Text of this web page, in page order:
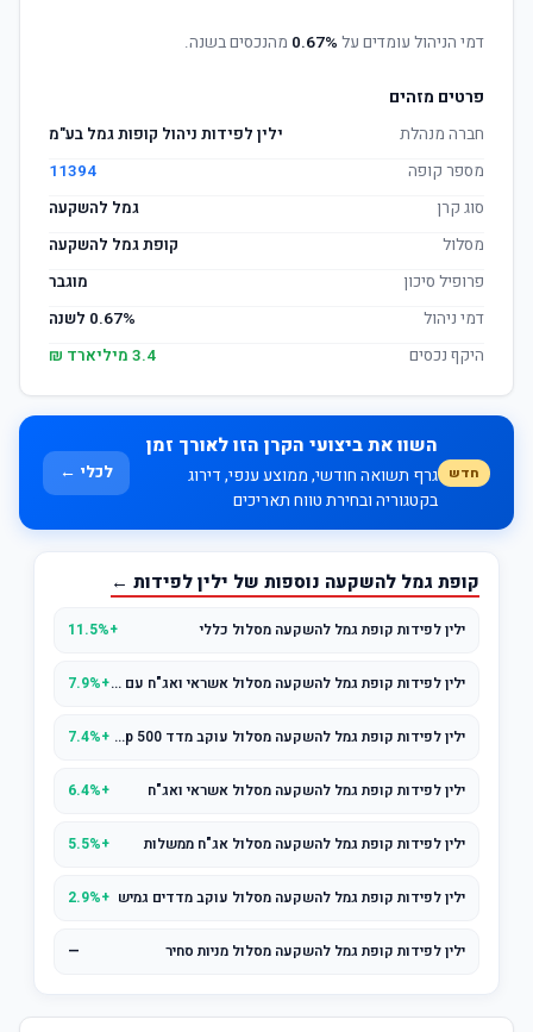
דמי הניהול עומדים על 0.67% מהנכסים בשנה.
פרטים מזהים
חברה מנהלת
ילין לפידות ניהול קופות גמל בע"מ
מספר קופה
11394
סוג קרן
גמל להשקעה
מסלול
קופת גמל להשקעה
פרופיל סיכון
מוגבר
דמי ניהול
0.67% לשנה
היקף נכסים
3.4 מיליארד ₪
חדש
השוו את ביצועי הקרן הזו לאורך זמן
גרף תשואה חודשי, ממוצע ענפי, דירוג
בקטגוריה ובחירת טווח תאריכים
לכלי ←
קופת גמל להשקעה נוספות של ילין לפידות ←
ילין לפידות קופת גמל להשקעה מסלול כללי +11.5%
ילין לפידות קופת גמל להשקעה מסלול אשראי ואג"ח עם מניות (עד 25% מניות)+7.9%
ילין לפידות קופת גמל להשקעה מסלול עוקב מדד s&p 500 +7.4%
ילין לפידות קופת גמל להשקעה מסלול אשראי ואג"ח +6.4%
ילין לפידות קופת גמל להשקעה מסלול אג"ח ממשלות +5.5%
ילין לפידות קופת גמל להשקעה מסלול עוקב מדדים גמיש +2.9%
ילין לפידות קופת גמל להשקעה מסלול מניות סחיר —